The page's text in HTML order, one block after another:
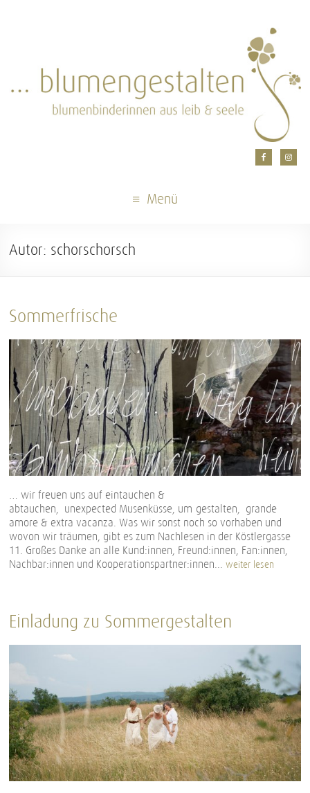
Menü
Autor: schorschorsch
Sommerfrische
… wir freuen uns auf eintauchen &
abtauchen, unexpected Musenküsse, um-gestalten, grande
amore & extra vacanza. Was wir sonst noch so vorhaben und
wovon wir träumen, gibt es zum Nachlesen in der Köstlergasse
11. Großes Danke an alle Kund:innen, Freund:innen, Fan:innen,
Nachbar:innen und Kooperationspartner:innen...weiter lesen
Einladung zu Sommergestalten